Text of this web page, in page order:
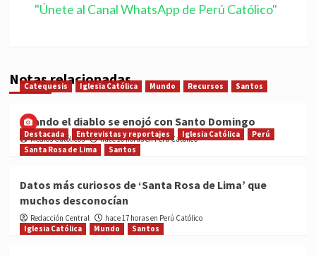
"Únete al Canal WhatsApp de Perú Católico"
Notas relacionadas
Catequesis Iglesia Católica Mundo Recursos Santos
Cuando el diablo se enojó con Santo Domingo
Medios Católicos hace 16 horas en Perú Católico
Destacada Entrevistas y reportajes Iglesia Católica
Perú
Santa Rosa de Lima
Santos
Datos más curiosos de ‘Santa Rosa de Lima’ que
muchos desconocían
Redacción Central
hace 17 horas en Perú Católico
Iglesia Católica
Mundo Santos